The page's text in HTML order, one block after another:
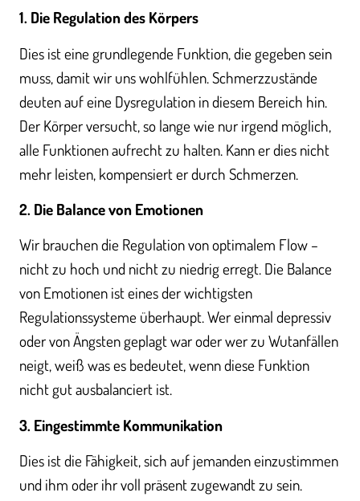
1. Die Regulation des Körpers
Dies ist eine grundlegende Funktion, die gegeben sein
muss, damit wir uns wohlfühlen. Schmerzzustände
deuten auf eine Dysregulation in diesem Bereich hin.
Der Körper versucht, so lange wie nur irgend möglich,
alle Funktionen aufrecht zu halten. Kann er dies nicht
mehr leisten, kompensiert er durch Schmerzen.
2. Die Balance von Emotionen
Wir brauchen die Regulation von optimalem Flow –
nicht zu hoch und nicht zu niedrig erregt. Die Balance
von Emotionen ist eines der wichtigsten
Regulationssysteme überhaupt. Wer einmal depressiv
oder von Ängsten geplagt war oder wer zu Wutanfällen
neigt, weiß was es bedeutet, wenn diese Funktion
nicht gut ausbalanciert ist.
3. Eingestimmte Kommunikation
Dies ist die Fähigkeit, sich auf jemanden einzustimmen
und ihm oder ihr voll präsent zugewandt zu sein.